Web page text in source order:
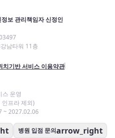
보 관리책임자 신정인
남타워 11층
치기반 서비스 이용약관
운영
프라 제외)
~ 2027.02.06
병원 입점 문의arrow_right